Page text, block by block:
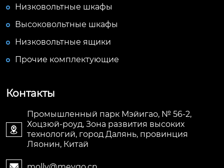
Низковольтные шкафы
Высоковольтные шкафы
Низковольтные ящики
Прочие комплектующие
Контакты

Промышленный парк Мэйигао, № 56-2,
Хоцзюй-роуд, Зона развития высоких
технологий, город Далянь, провинция
Ляонин, Китай